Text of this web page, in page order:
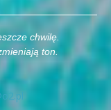
chwilę.
ton.